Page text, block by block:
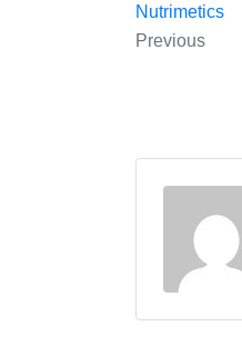
Nutrimetics
Previous